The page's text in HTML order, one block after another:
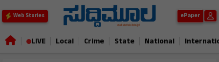
Web Stories ePaper
LIVE Local Crime State National